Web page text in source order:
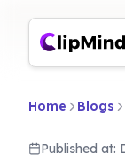
Home Blogs
Published at: